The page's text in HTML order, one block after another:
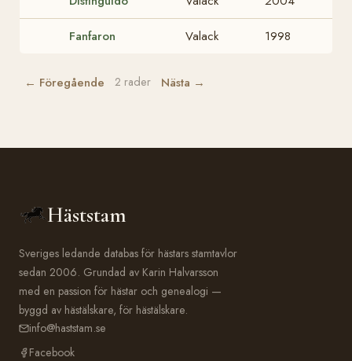
Fanfaron Valack 1998
← Föregående 2 rader Nästa →
Häststam
Sveriges ledande databas för hästars stamtavlor
sedan 2006. Grundad av Karin Halvarsson
med en passion för hästar och genealogi —
byggd av hästälskare, för hästälskare.
info@haststam.se
Facebook